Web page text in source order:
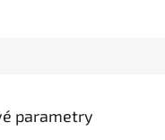
parametry